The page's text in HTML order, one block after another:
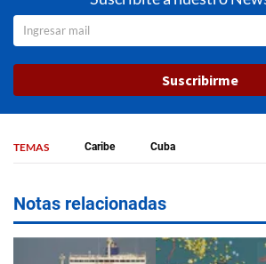
Suscribirme
TEMAS Caribe Cuba
Notas relacionadas